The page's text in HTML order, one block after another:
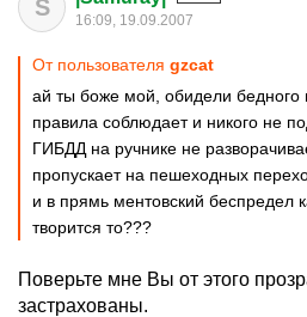
S 16:09, 19.09.2007
От пользователя gzcat
ай ты боже мой, обидели бедного
правила соблюдает и никого не
ГИБДД на ручнике не
пропускает на пешеходных
и в прямь ментовский беспредел
творится то???
Поверьте мне Вы от этого
застрахованы.